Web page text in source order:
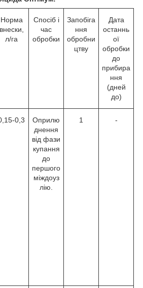
Норма
внески,
л/га
Спосіб і
час
обробки
Запобіга
ння
обробни
цтву
Дата
останнь
ої
обробки
до
прибира
ння
(дней
до)
0,3
Оприлю
днення
від фази
купання
до
першого
міждоуз
лію.
1 -